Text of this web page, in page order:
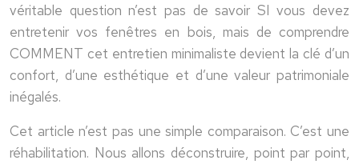
véritable question n’est pas de savoir SI vous devez
entretenir vos fenêtres en bois, mais de comprendre
COMMENT cet entretien minimaliste devient la clé d’un
confort, d’une esthétique et d’une valeur patrimoniale
inégalés.
Cet article n’est pas une simple comparaison. C’est une
réhabilitation. Nous allons déconstruire, point par point,